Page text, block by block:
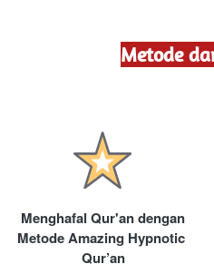
Metode
Menghafal Qur'an dengan
Metode Amazing Hypnotic
Qur’an